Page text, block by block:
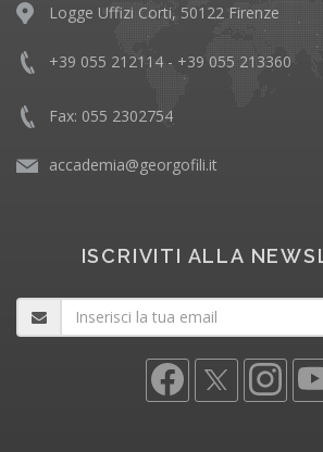
Logge Uffizi Corti, 50122 Firenze
+39 055 212114 - +39 055 213360
Fax: 055 2302754
accademia@georgofili.it
ISCRIVITI ALLA